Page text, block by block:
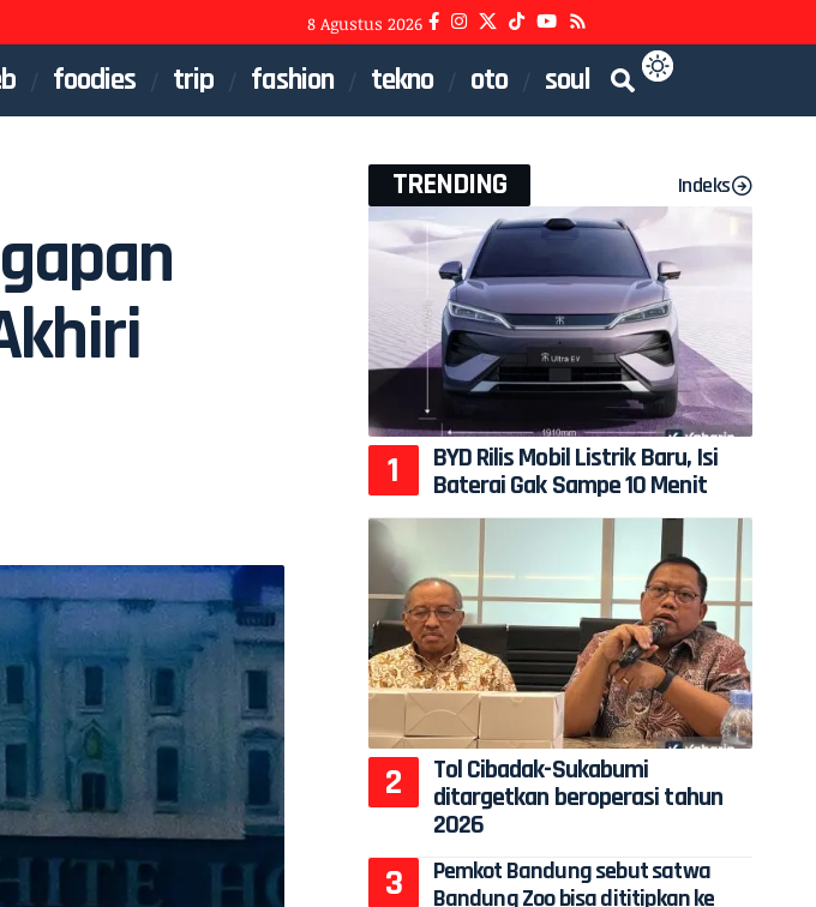
8 Agustus 2026
foodies trip fashion tekno oto soul
TRENDING Indeks
BYD Rilis Mobil Listrik Baru, Isi
Baterai Gak Sampe 10 Menit
Tol Cibadak-Sukabumi
ditargetkan beroperasi tahun
2026
Pemkot Bandung sebut satwa
Bandung Zoo bisa dititipkan ke